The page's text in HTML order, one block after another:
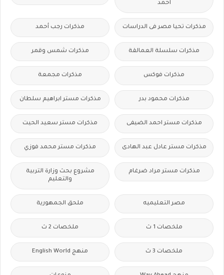
احمد
مذكرات تحيا مصر فى الدراسات مذكرات رجب أحمد
مذكرات سلسلة العمالقة مذكرات شمس وقمر
مذكرات فوكس مذكرات مجمعة
مذكرات محمود بدر مذكرات مستر ابراهيم سلطان
مذكرات مستر احمد الضيفى مذكرات مستر سعيد الحيت
مذكرات مستر عادل عبد الهادى مذكرات مستر محمد فوزي
مذكرات مستر مراد ضرغام
مشروع بحث وزارة التربية
والتعليم
مصر التعليميه ملحق الجمهورية
ملخصات 1 ث ملخصات 2 ث
ملخصات 3 ث منهج English World